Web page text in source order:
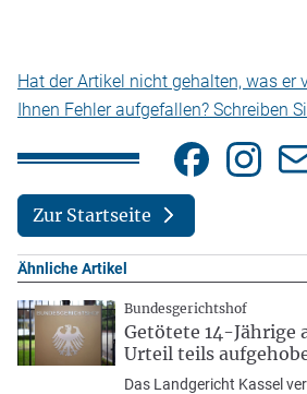
Hat der Artikel nicht gehalten, was er
Ihnen Fehler aufgefallen? Schreiben
Zur Startseite
Ähnliche Artikel
Bundesgerichtshof
Getötete 14-Jährige
Urteil teils
Das Landgericht Kassel